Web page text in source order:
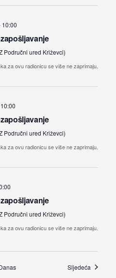
10:00
Područni ured Križevci)
za ovu radionicu se više ne zaprimaju.
10:00
Područni ured Križevci)
za ovu radionicu se više ne zaprimaju.
Područni ured Križevci)
za ovu radionicu se više ne zaprimaju.
Sljedeća